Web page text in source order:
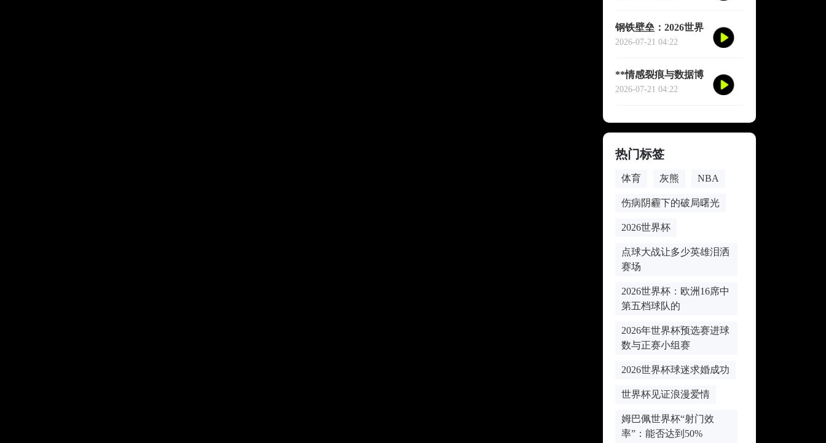
钢铁壁垒：2026世界
杯小组赛防守体系的
2026-07-21 04:22
**情感裂痕与数据博
弈：2026世界杯舆论
2026-07-21 04:22
热门标签
体育 灰熊 NBA
伤病阴霾下的破局曙光
2026世界杯
点球大战让多少英雄泪洒
赛场
2026世界杯：欧洲16席中
第五档球队的
2026年世界杯预选赛进球
数与正赛小组赛
2026世界杯球迷求婚成功
世界杯见证浪漫爱情
姆巴佩世界杯“射门效
率”：能否达到50%